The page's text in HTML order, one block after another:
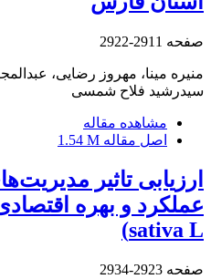
صفحه 2911-2922
منیره مینا، مهروز رضایی،
سیدرشید فلاح شمسی
مشاهده مقاله
اصل مقاله 1.54 M
ارزیابی تاثیر
sativa L)
صفحه 2923-2934